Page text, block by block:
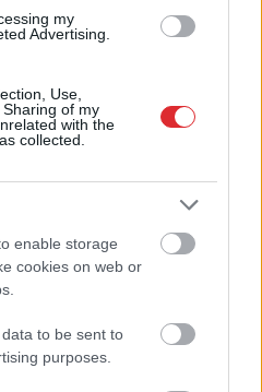
my
Advertising.
Use,
of my
with the
collected.
enable storage
cookies on web or
to be sent to
purposes.
“Tik daudz melu…”
konstatēja nošauto
Ziņot